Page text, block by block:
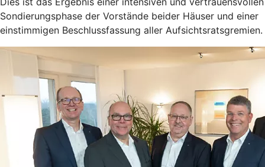
Sondierungsphase der Vorstände beider Häuser und einer
einstimmigen Beschlussfassung aller Aufsichtsratsgremien.